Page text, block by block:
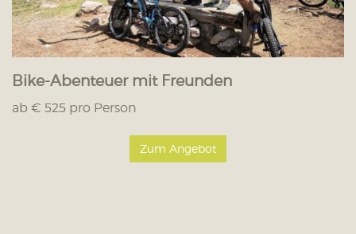
Bike-Abenteuer mit Freunden
ab € 525 pro Person
Zum Angebot